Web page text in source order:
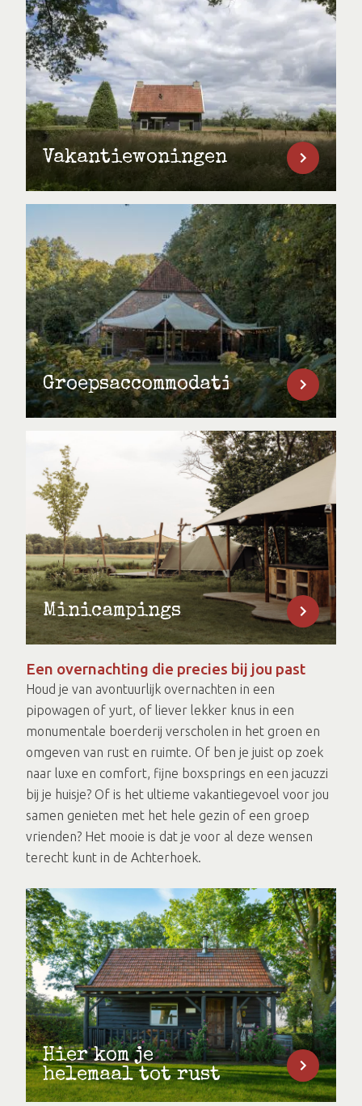
Vakantiewoningen
Groepsaccommodaties
Minicampings
Een overnachting die precies bij jou past
Houd je van avontuurlijk overnachten in een
pipowagen of yurt, of liever lekker knus in een
monumentale boerderij verscholen in het groen en
omgeven van rust en ruimte. Of ben je juist op zoek
naar luxe en comfort, fijne boxsprings en een jacuzzi
bij je huisje? Of is het ultieme vakantiegevoel voor jou
samen genieten met het hele gezin of een groep
vrienden? Het mooie is dat je voor al deze wensen
terecht kunt in de Achterhoek.
Hier kom je
helemaal tot rust